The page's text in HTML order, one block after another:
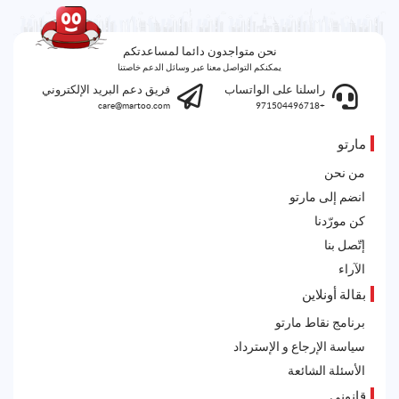
نحن متواجدون دائما لمساعدتكم
يمكنكم التواصل معنا عبر وسائل الدعم خاصتنا
راسلنا على الواتساب
+971504496718
فريق دعم البريد الإلكتروني
care@martoo.com
مارتو
من نحن
انضم إلى مارتو
كن مورّدنا
إتّصل بنا
الآراء
بقالة أونلاين
برنامج نقاط مارتو
سياسة الإرجاع و الإسترداد
الأسئلة الشائعة
قانوني